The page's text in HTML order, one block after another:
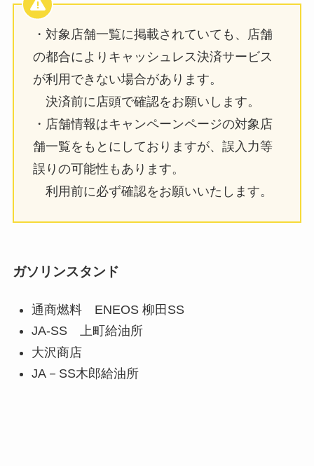
・対象店舗一覧に掲載されていても、店舗
の都合によりキャッシュレス決済サービス
が利用できない場合があります。
決済前に店頭で確認をお願いします。
・店舗情報はキャンペーンページの対象店
舗一覧をもとにしておりますが、誤入力等
誤りの可能性もあります。
利用前に必ず確認をお願いいたします。
ガソリンスタンド
通商燃料 ENEOS 柳田SS
JA-SS 上町給油所
大沢商店
JA－SS木郎給油所